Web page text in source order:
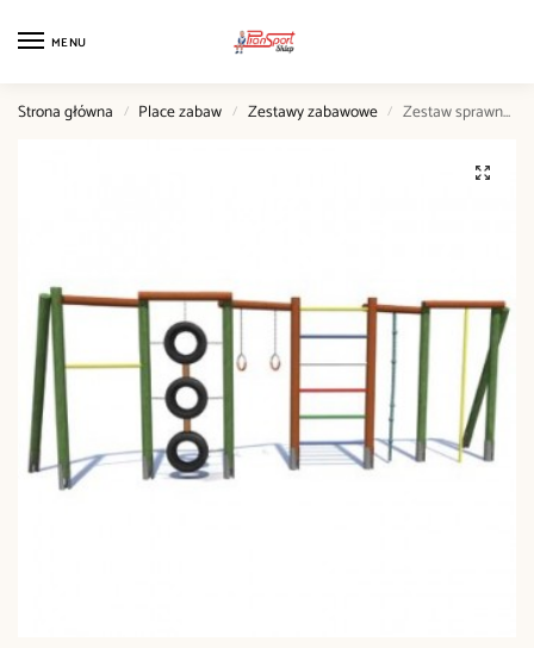
MENU
Strona główna / Place zabaw / Zestawy zabawowe / Zestaw sprawnościowy Żmijka